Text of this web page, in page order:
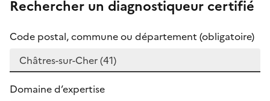
Rechercher un diagnostiqueur certifié
Code postal, commune ou département (obligatoire)
Domaine d’expertise